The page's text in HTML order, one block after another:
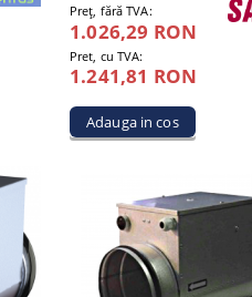
Preţ, fără TVA:
1.026,29 RON
Pret, cu TVA:
1.241,81 RON